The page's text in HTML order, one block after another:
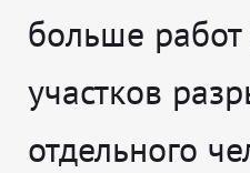
больше
участков
отдельного